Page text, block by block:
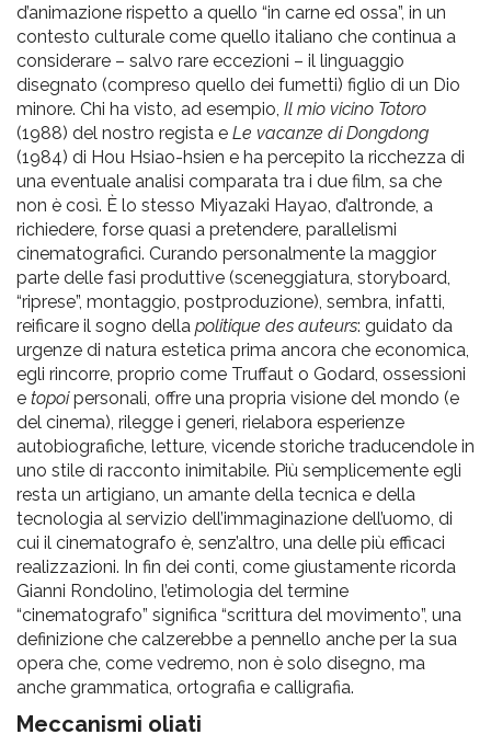
d’animazione rispetto a quello “in carne ed ossa”, in un
contesto culturale come quello italiano che continua a
considerare – salvo rare eccezioni – il linguaggio
disegnato (compreso quello dei fumetti) figlio di un Dio
minore. Chi ha visto, ad esempio, Il mio vicino Totoro
(1988) del nostro regista e Le vacanze di Dongdong
(1984) di Hou Hsiao-hsien e ha percepito la ricchezza di
una eventuale analisi comparata tra i due film, sa che
non è così. È lo stesso Miyazaki Hayao, d’altronde, a
richiedere, forse quasi a pretendere, parallelismi
cinematografici. Curando personalmente la maggior
parte delle fasi produttive (sceneggiatura, storyboard,
“riprese”, montaggio, postproduzione), sembra, infatti,
reificare il sogno della politique des auteurs: guidato da
urgenze di natura estetica prima ancora che economica,
egli rincorre, proprio come Truffaut o Godard, ossessioni
e topoipersonali, offre una propria visione del mondo (e
del cinema), rilegge i generi, rielabora esperienze
autobiografiche, letture, vicende storiche traducendole in
uno stile di racconto inimitabile. Più semplicemente egli
resta un artigiano, un amante della tecnica e della
tecnologia al servizio dell’immaginazione dell’uomo, di
cui il cinematografo è, senz’altro, una delle più efficaci
realizzazioni. In fin dei conti, come giustamente ricorda
Gianni Rondolino, l’etimologia del termine
“cinematografo” significa “scrittura del movimento”, una
definizione che calzerebbe a pennello anche per la sua
opera che, come vedremo, non è solo disegno, ma
anche grammatica, ortografia e calligrafia.
Meccanismi oliati